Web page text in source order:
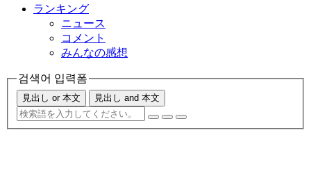
ランキング
ニュース
コメント
みんなの感想
검색어 입력폼
見出し or 本文 見出し and 本文